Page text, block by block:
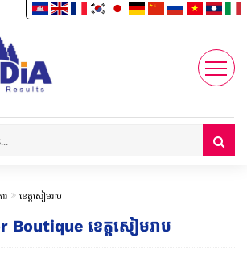
Account
Enjoy
រ ខេត្តសៀមរាប
Boutique ខេត្តសៀមរាប